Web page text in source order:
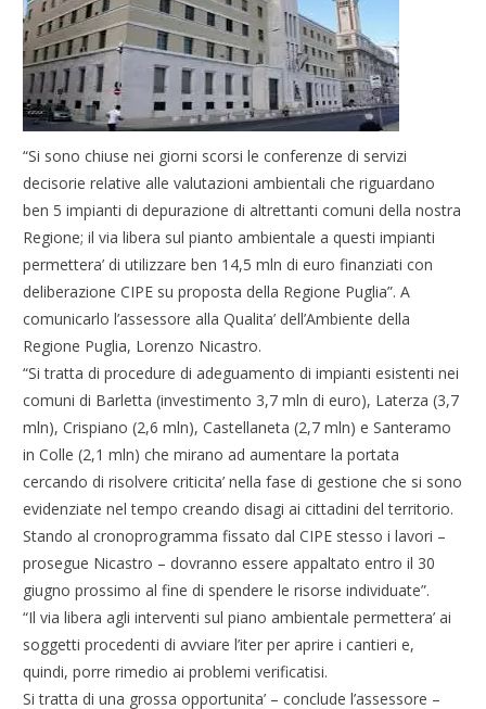
“Si sono chiuse nei giorni scorsi le conferenze di servizi
decisorie relative alle valutazioni ambientali che riguardano
ben 5 impianti di depurazione di altrettanti comuni della nostra
Regione; il via libera sul pianto ambientale a questi impianti
permettera’ di utilizzare ben 14,5 mln di euro finanziati con
deliberazione CIPE su proposta della Regione Puglia”. A
comunicarlo l’assessore alla Qualita’ dell’Ambiente della
Regione Puglia, Lorenzo Nicastro.
“Si tratta di procedure di adeguamento di impianti esistenti nei
comuni di Barletta (investimento 3,7 mln di euro), Laterza (3,7
mln), Crispiano (2,6 mln), Castellaneta (2,7 mln) e Santeramo
in Colle (2,1 mln) che mirano ad aumentare la portata
cercando di risolvere criticita’ nella fase di gestione che si sono
evidenziate nel tempo creando disagi ai cittadini del territorio.
Stando al cronoprogramma fissato dal CIPE stesso i lavori –
prosegue Nicastro – dovranno essere appaltato entro il 30
giugno prossimo al fine di spendere le risorse individuate”.
“Il via libera agli interventi sul piano ambientale permettera’ ai
soggetti procedenti di avviare l’iter per aprire i cantieri e,
quindi, porre rimedio ai problemi verificatisi.
Si tratta di una grossa opportunita’ – conclude l’assessore –